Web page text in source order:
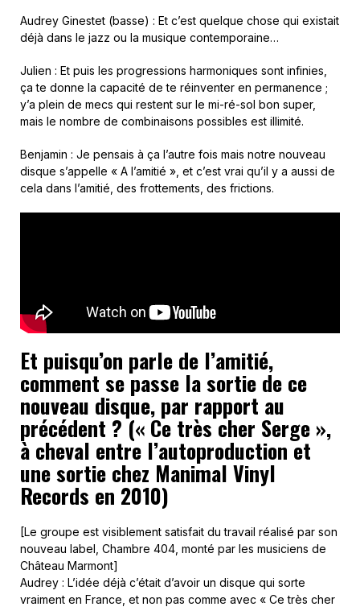
Audrey Ginestet (basse) : Et c’est quelque chose qui existait
déjà dans le jazz ou la musique contemporaine…
Julien : Et puis les progressions harmoniques sont infinies,
ça te donne la capacité de te réinventer en permanence ;
y’a plein de mecs qui restent sur le mi-ré-sol bon super,
mais le nombre de combinaisons possibles est illimité.
Benjamin : Je pensais à ça l’autre fois mais notre nouveau
disque s’appelle « A l’amitié », et c’est vrai qu’il y a aussi de
cela dans l’amitié, des frottements, des frictions.
Et puisqu’on parle de l’amitié,
comment se passe la sortie de ce
nouveau disque, par rapport au
précédent ? (« Ce très cher Serge »,
à cheval entre l’autoproduction et
une sortie chez Manimal Vinyl
Records en 2010)
[Le groupe est visiblement satisfait du travail réalisé par son
nouveau label, Chambre 404, monté par les musiciens de
Château Marmont]
Audrey : L’idée déjà c’était d’avoir un disque qui sorte
vraiment en France, et non pas comme avec « Ce très cher